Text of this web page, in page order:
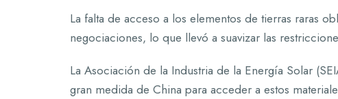
La falta de acceso a los elementos de tierras raras
negociaciones, lo que llevó a suavizar las
La Asociación de la Industria de la Energía Solar
gran medida de China para acceder a estos